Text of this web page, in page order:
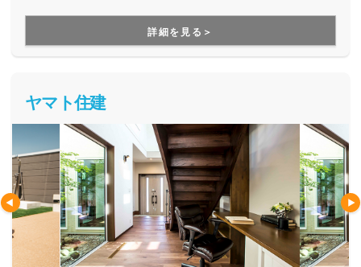
まいづくりをしています。Z空調の性能を体験できる施設も
あるので、体験した上で納得してお家づくりを進めることが
出来ます。是非一度、実際に足を運んで体験してみてくださ
詳細を見る＞
ヤマト住建